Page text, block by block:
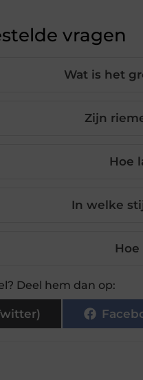
vragen
Wat is het
Zijn
Hoe
In welke
Deel hem dan op: